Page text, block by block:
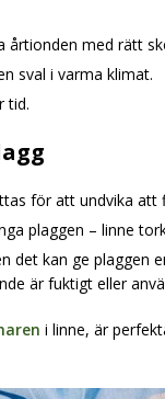
årtionden med rätt
sval i varma klimat.
tid.
för att undvika att
plaggen – linne
det kan ge plaggen
är fuktigt eller
i linne, är